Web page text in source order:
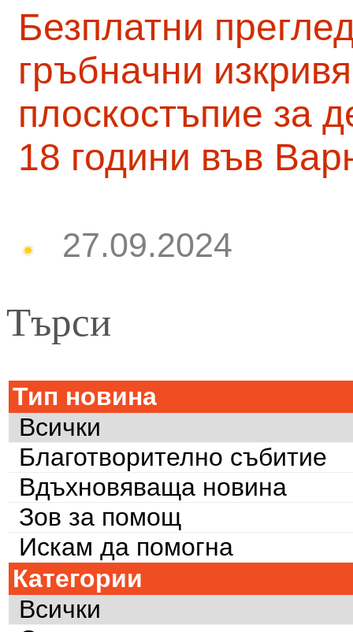
Безплатни
гръбначни
плоскостъпие за
18 години във
27.09.2024
Търси
Тип новина
Всички
Благотворително събитие
Вдъхновяваща новина
Зов за помощ
Искам да помогна
Категории
Всички